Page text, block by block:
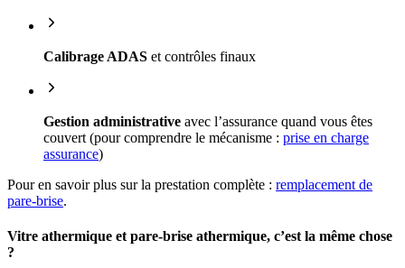
Calibrage ADAS et contrôles finaux
Gestion administrative avec l’assurance quand vous êtes
couvert (pour comprendre le mécanisme : prise en charge
assurance)
Pour en savoir plus sur la prestation complète : remplacement de
pare-brise.
Vitre athermique et pare-brise athermique, c’est la même chose
?